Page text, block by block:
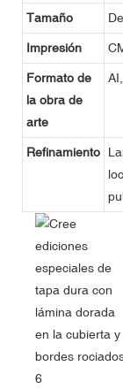
Tamaño
Impresión
Formato de
la obra de
arte
Refinamiento